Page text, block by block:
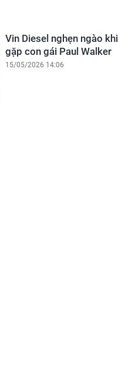
Vin Diesel nghẹn ngào khi
gặp con gái Paul Walker
15/05/2026 14:06